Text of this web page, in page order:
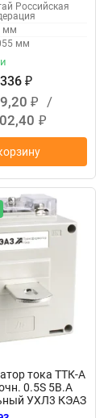
Российская
мм
мм
₽
₽
/
₽
тока ТТК-А
0.5S 5В.А
УХЛ3 КЭАЗ